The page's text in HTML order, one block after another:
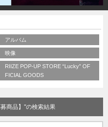
アルバム
映像
RIIZE POP-UP STORE “Lucky” OF
FICIAL GOODS
商品】"の検索結果